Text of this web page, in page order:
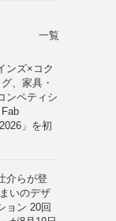
一覧
ンズ×コク
、家具・
ンペティシ
」を初
介らが登
いのデザ
ョン 20回